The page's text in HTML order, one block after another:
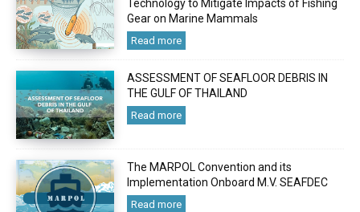
Technology to Mitigate Impacts of Fishing
Gear on Marine Mammals
Read more
ASSESSMENT OF SEAFLOOR DEBRIS IN
THE GULF OF THAILAND
Read more
The MARPOL Convention and its
Implementation Onboard M.V. SEAFDEC
Read more